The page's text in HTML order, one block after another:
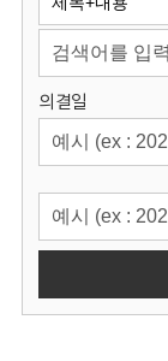
의결일